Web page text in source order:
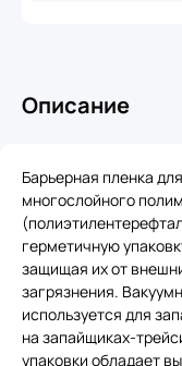
Описание
Барьерная пленка
многослойного
герметичную
защищая их от
загрязнения.
используется для
на запайщиках-
упаковки обладает